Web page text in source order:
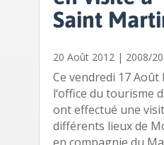
Saint
20 Août 2012| 2008/
Ce vendredi 17 Août
l‘office du tourisme
ont effectué une
différents lieux de